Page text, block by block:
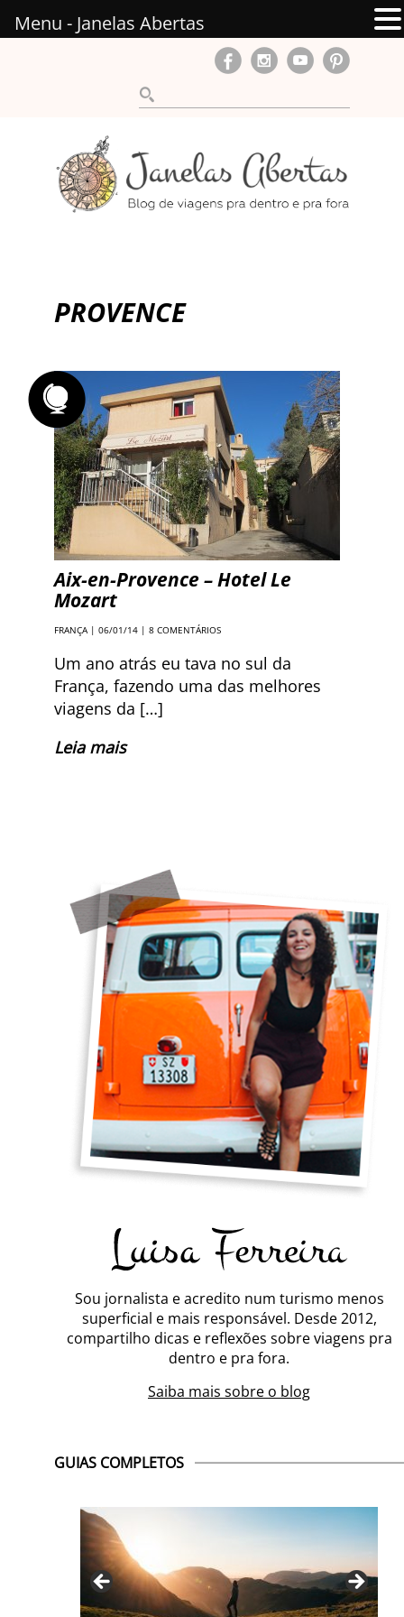
PROVENCE
Aix-en-Provence – Hotel Le
Mozart
FRANÇA| 06/01/14 | 8 COMENTÁRIOS
Um ano atrás eu tava no sul da
França, fazendo uma das melhores
viagens da […]
Leia mais
Sou jornalista e acredito num turismo menos
superficial e mais responsável. Desde 2012,
compartilho dicas e reflexões sobre viagens pra
dentro e pra fora.
Saiba mais sobre o blog
GUIAS COMPLETOS
Menu - Janelas Abertas